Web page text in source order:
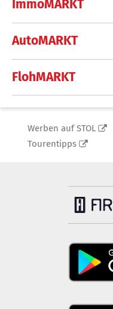
ImmoMARKT
AutoMARKT
FlohMARKT
Werben auf STOL
Tourentipps